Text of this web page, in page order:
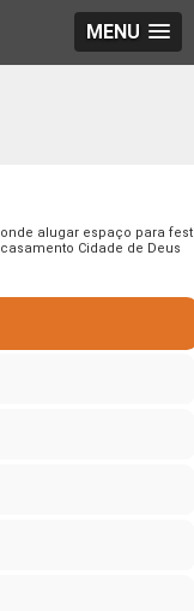
MENU
onde alugar espaço para
casamento Cidade de Deus